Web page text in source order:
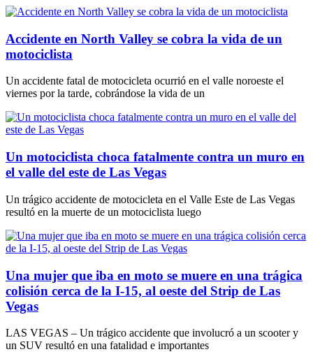
Accidente en North Valley se cobra la vida de un
motociclista
Un accidente fatal de motocicleta ocurrió en el valle noroeste el
viernes por la tarde, cobrándose la vida de un
Un motociclista choca fatalmente contra un muro en
el valle del este de Las Vegas
Un trágico accidente de motocicleta en el Valle Este de Las Vegas
resultó en la muerte de un motociclista luego
Una mujer que iba en moto se muere en una trágica
colisión cerca de la I-15, al oeste del Strip de Las
Vegas
LAS VEGAS – Un trágico accidente que involucró a un scooter y
un SUV resultó en una fatalidad e importantes